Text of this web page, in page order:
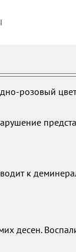
розовый
к
десен.